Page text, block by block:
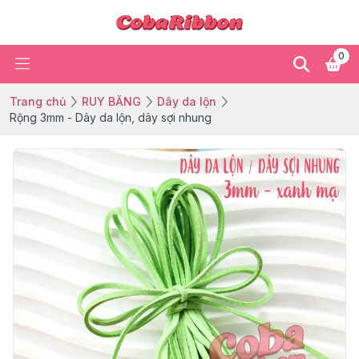
0
Trang chủ RUY BĂNG
Dây da lộn
Rộng 3mm - Dây da lộn, dây sợi nhung